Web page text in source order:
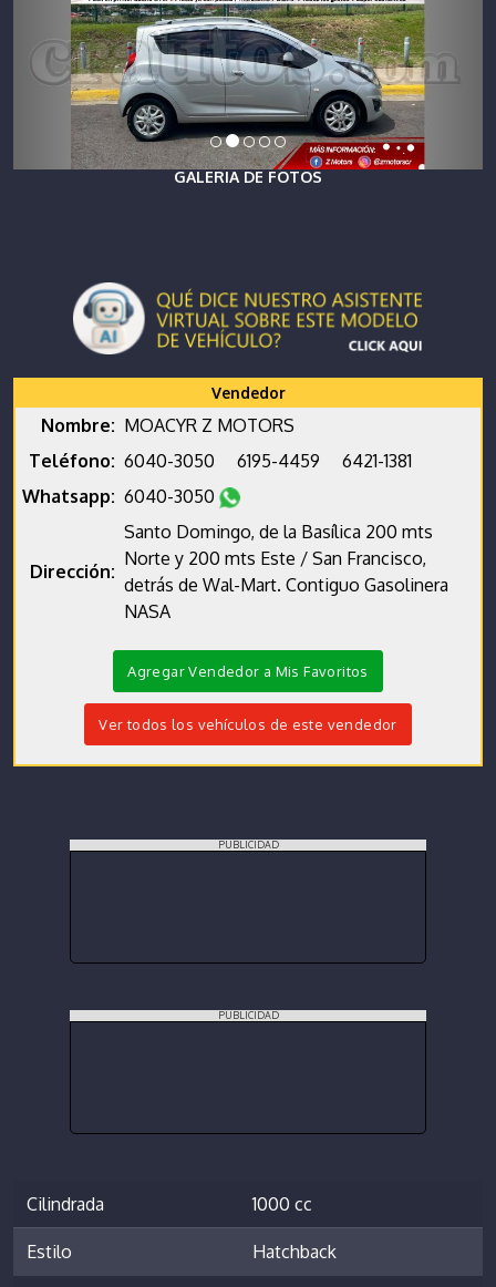
GALERIA DE FOTOS
Vendedor
Nombre: MOACYR Z MOTORS
Teléfono: 6040-3050 6195-4459
6421-1381
Whatsapp: 6040-3050
Dirección:
Santo Domingo, de la Basílica 200 mts
Norte y 200 mts Este / San Francisco,
detrás de Wal-Mart. Contiguo Gasolinera
NASA
Agregar Vendedor a Mis Favoritos
Ver todos los vehículos de este vendedor
PUBLICIDAD
PUBLICIDAD
Cilindrada 1000 cc
Estilo Hatchback